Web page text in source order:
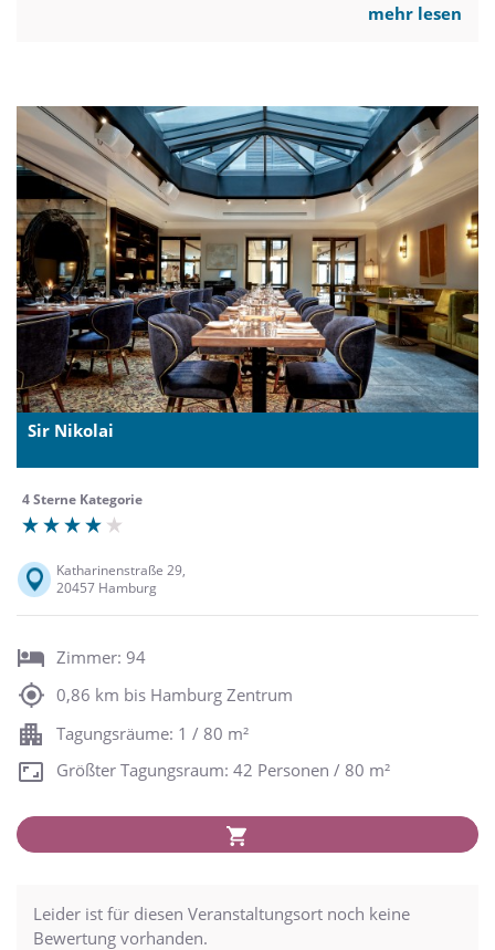
mehr lesen
Sir Nikolai
4 Sterne Kategorie
Katharinenstraße 29,
20457 Hamburg
Zimmer: 94
0,86 km bis Hamburg Zentrum
Tagungsräume: 1 / 80 m²
Größter Tagungsraum: 42 Personen / 80 m²
Leider ist für diesen Veranstaltungsort noch keine
Bewertung vorhanden.